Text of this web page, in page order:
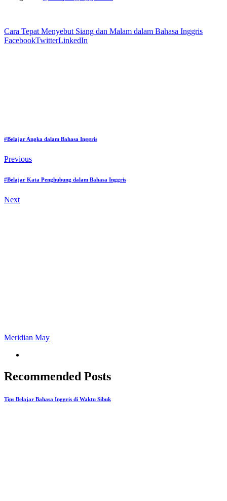
Cara Tepat Menyebut Siang dan Malam dalam Bahasa Inggris
FacebookTwitterLinkedIn
#Belajar Angka dalam Bahasa Inggris
Previous
#Belajar Kata Penghubung dalam Bahasa Inggris
Next
Meridian May
Recommended Posts
Tips Belajar Bahasa Inggris di Waktu Sibuk